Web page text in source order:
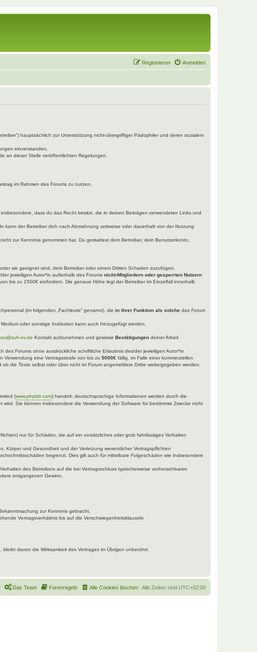
Anmelden
Registrieren
hauptsächlich zur Unterstützung nicht-übergriffiger Pädophiler und deren sozialem
einverstanden.
an dieser Stelle veröffentlichten Regelungen.
im Rahmen des Forums zu nutzen.
dass du das Recht besitzt, die in deinen Beiträgen verwendeten Links und
kann der Betreiber dich nach Abmahnung zeitweise oder dauerhaft von der Nutzung
zur Kenntnis genommen hat. Du gestattest dem Betreiber, dein Benutzerkonto,
sie geeignet sind, dem Betreiber oder einem Dritten Schaden zuzufügen.
jeweiligen Autor*in außerhalb des Forums nicht-Mitgliedern oder gesperrten Nutzern
bis zu 1500€ einfordern. Die genaue Höhe legt der Betreiber im Einzelfall innerhalb
(im folgenden „Fachleute“ genannt), die in ihrer Funktion als solche das Forum
oder sonstige Institution kann auch hinzugefügt werden.
ev.de Kontakt aufzunehmen und gewisse Bestätigungen deiner Arbeit
Forums ohne ausdrückliche schriftliche Erlaubnis des/der jeweiligen Autor*in
Verwendung eine Vertragsstrafe von bis zu 5000€ fällig, im Falle einer kommerziellen
die Texte selbst oder über nicht im Forum angemeldete Dritte weitergegeben werden.
(www.phpbb.com) handelt; deutschsprachige Informationen werden durch die
Sie können insbesondere die Verwendung der Software für bestimmte Zwecke nicht
nur für Schäden, die auf ein vorsätzliches oder grob fahrlässiges Verhalten
Körper und Gesundheit und der Verletzung wesentlicher Vertragspflichten
begrenzt. Dies gilt auch für mittelbare Folgeschäden wie insbesondere
des Betreibers auf die bei Vertragsschluss typischerweise vorhersehbaren
entgangenen Gewinn.
zur Kenntnis gebracht.
Vertragsverhältnis bis auf die Verschwiegenheitsklauseln
davon die Wirksamkeit des Vertrages im Übrigen unberührt.
Alle Zeiten sind UTC+02:00
Alle Cookies löschen
Forenregeln
Das Team